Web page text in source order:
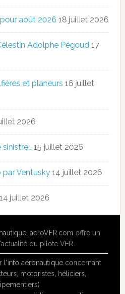
pour août 2026 18 juillet 2026
Adolphe Pégoud 17
et planeurs 16 juillet
2026
15 juillet 2026
Ventusky 14 juillet 2026
14 juillet 2026
,aeroVFR.com offre un
du pilote VFR.
l'info aéronautiqueconcernant
motoristes, héliciers,